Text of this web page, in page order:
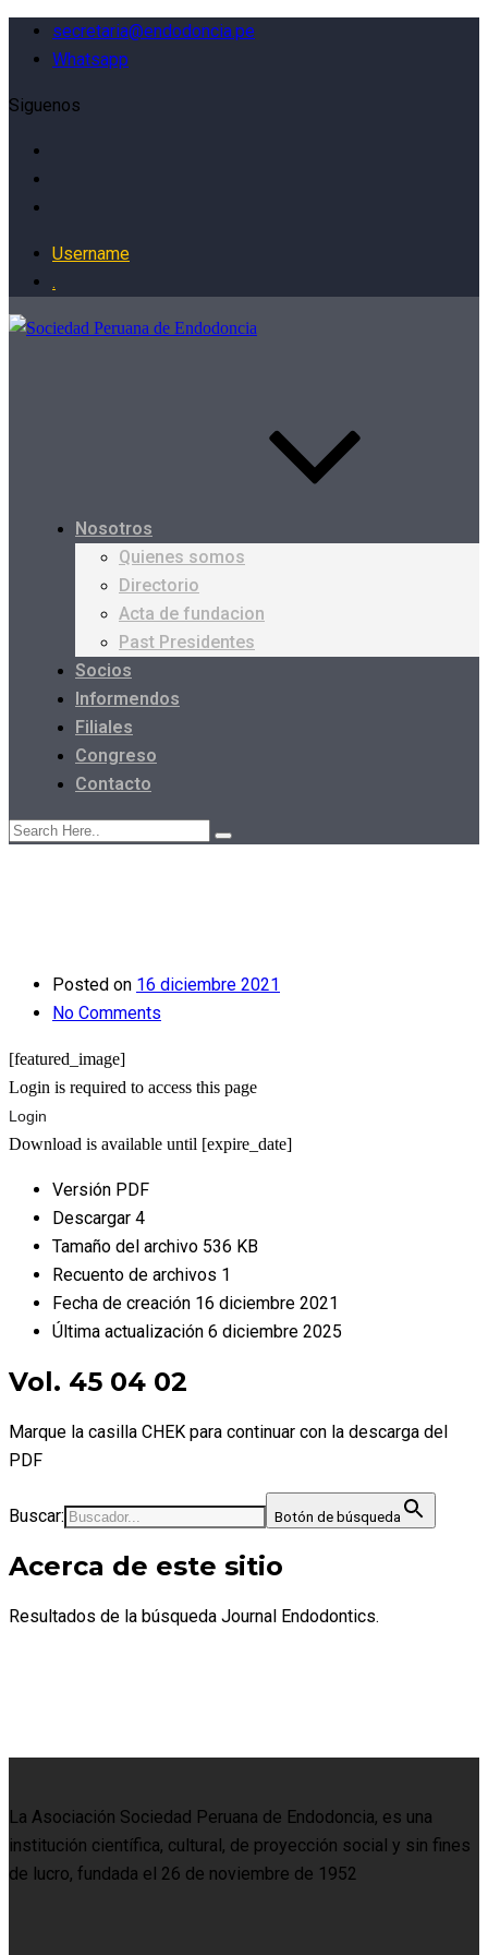
secretaria@endodoncia.pe
Whatsapp
Siguenos
Username
.
Nosotros
Quienes somos
Directorio
Acta de fundacion
Past Presidentes
Socios
Informendos
Filiales
Congreso
Contacto
Posted on 16 diciembre 2021
No Comments
[featured_image]
Login is required to access this page
Login
Download is available until [expire_date]
Versión PDF
Descargar 4
Tamaño del archivo 536 KB
Recuento de archivos 1
Fecha de creación 16 diciembre 2021
Última actualización 6 diciembre 2025
Vol. 45 04 02
Marque la casilla CHEK para continuar con la descarga del
PDF
Buscar: Botón de búsqueda
Acerca de este sitio
Resultados de la búsqueda Journal Endodontics.
La Asociación Sociedad Peruana de Endodoncia, es una
institución científica, cultural, de proyección social y sin fines
de lucro, fundada el 26 de noviembre de 1952